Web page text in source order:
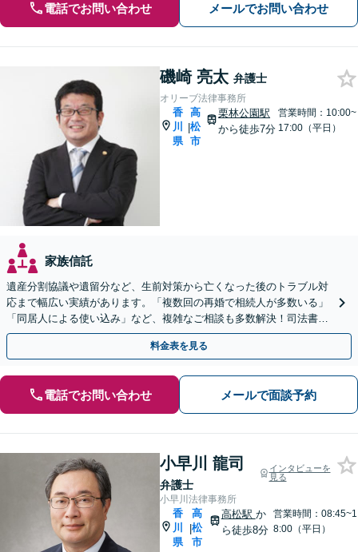
電話でお問い合わせ メールでお問い合わせ
磯崎 亮太 弁護士
オリーブ法律事務所
香
川
県
|
高
松
市
栗林公園駅
から徒歩7分
営業時間：10:00~
17:00（平日）
家族信託
遺産分割協議や遺留分など、生前対策から亡くなった後のトラブル対
応まで幅広い実績があります。「複数回の再婚で相続人が多数いる」
「同居人による使い込み」など、複雑なご相談も多数解決！司法書
士、税理士などと連携可【駐車場あり】
料金表を見る
電話でお問い合わせ メールで面談予約
小早川 龍司
弁護士
インタビューを
見る
小早川法律事務所
香
川
県
|
高
松
市
高松駅 か
ら徒歩8分
営業時間：08:45~1
8:00（平日）